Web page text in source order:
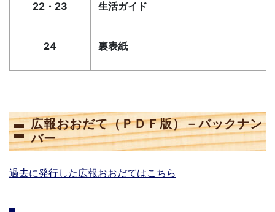
22・23 生活ガイド
24 裏表紙
広報おおだて（ＰＤＦ版）－バックナン
バー
過去に発行した広報おおだてはこちら